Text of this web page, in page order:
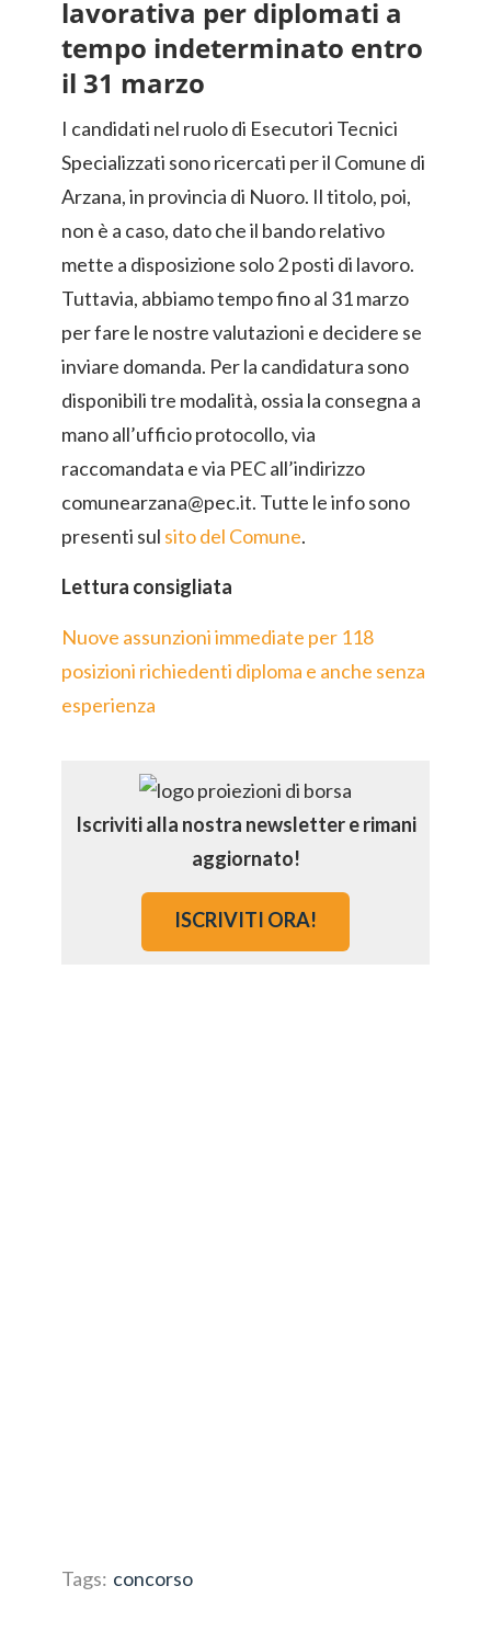
lavorativa per diplomati a
tempo indeterminato entro
il 31 marzo
I candidati nel ruolo di Esecutori Tecnici
Specializzati sono ricercati per il Comune di
Arzana, in provincia di Nuoro. Il titolo, poi,
non è a caso, dato che il bando relativo
mette a disposizione solo 2 posti di lavoro.
Tuttavia, abbiamo tempo fino al 31 marzo
per fare le nostre valutazioni e decidere se
inviare domanda. Per la candidatura sono
disponibili tre modalità, ossia la consegna a
mano all’ufficio protocollo, via
raccomandata e via PEC all’indirizzo
comunearzana@pec.it. Tutte le info sono
presenti sul sito del Comune.
Lettura consigliata
Nuove assunzioni immediate per 118
posizioni richiedenti diploma e anche senza
esperienza
Iscriviti alla nostra newsletter e rimani
aggiornato!
ISCRIVITI ORA!
Tags: concorso